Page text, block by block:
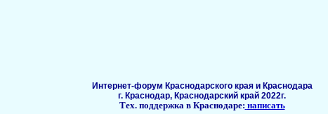
Интернет-форум Краснодарского края и Краснодара
г. Краснодар, Краснодарский край 2022г.
Тех. поддержка в Краснодаре: написать